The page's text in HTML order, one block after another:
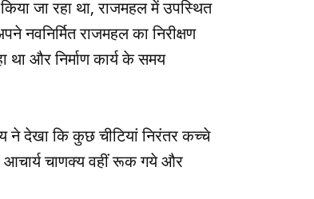
किया जा रहा था, राजमहल में उपस्थित
राजमहल का निरीक्षण
और निर्माण कार्य के समय
ने देखा कि कुछ चीटियां निरंतर कच्‍चे
चाणक्‍य वहीं रूक गये और